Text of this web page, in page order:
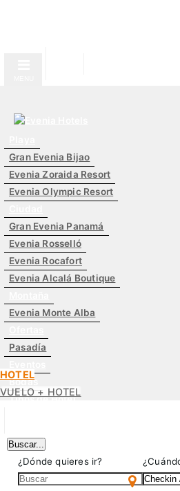
Gran Evenia Bijao
Evenia Zoraida Resort
Evenia Olympic Resort
Gran Evenia Panamá
Evenia Rosselló
Evenia Rocafort
Evenia Alcalá Boutique
Evenia Monte Alba
Pasadía
Bodas
Tipos de Hotel
HOTEL
VUELO + HOTEL
Buscar...
¿Dónde quieres ir?